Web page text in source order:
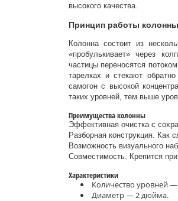
высокого качества.
Принцип работы колонны
Колонна состоит из
«пробулькивает» через
частицы переносятся
тарелках и стекают
самогон с высокой
таких уровней, тем выше
Преимущества колонны
Эффективная очистка с
Разборная конструкция. Как
Возможность визуального
Совместимость. Крепится
Характеристики
Количество уровней —
Диаметр — 2 дюйма.